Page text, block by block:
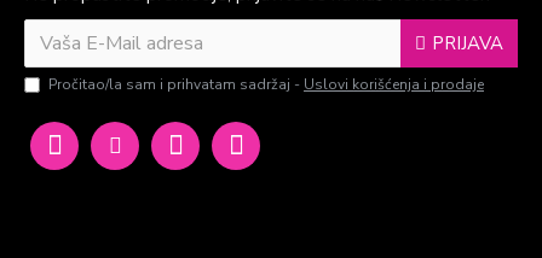
PRIJAVA
Pročitao/la sam i prihvatam sadržaj - Uslovi korišćenja i prodaje